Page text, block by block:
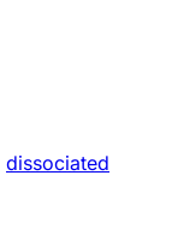
dissociated